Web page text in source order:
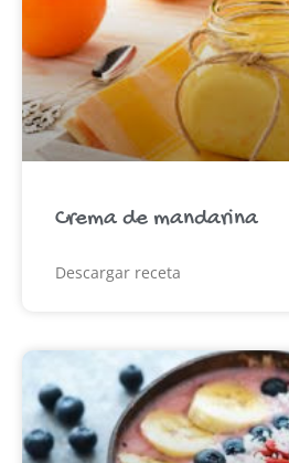
Crema de mandarina
Descargar receta